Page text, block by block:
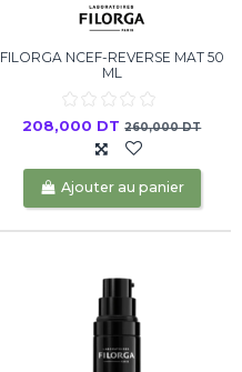
FILORGA NCEF-REVERSE MAT 50
ML
208,000 DT260,000 DT
Ajouter au panier